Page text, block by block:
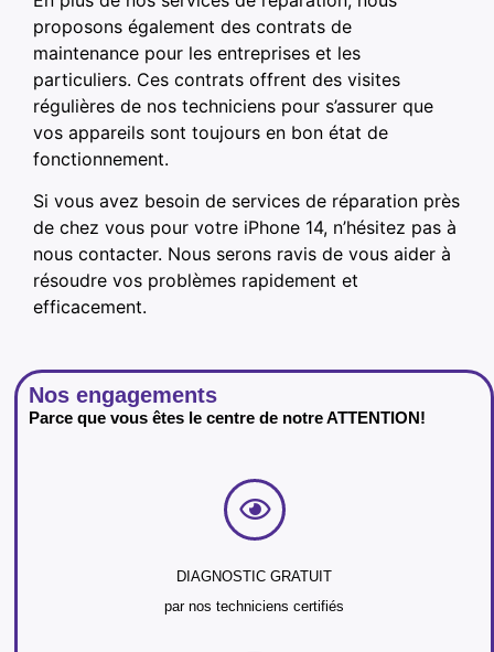
proposons également des contrats de
maintenance pour les entreprises et les
particuliers. Ces contrats offrent des visites
régulières de nos techniciens pour s’assurer que
vos appareils sont toujours en bon état de
fonctionnement.
Si vous avez besoin de services de réparation près
de chez vous pour votre iPhone 14, n’hésitez pas à
nous contacter. Nous serons ravis de vous aider à
résoudre vos problèmes rapidement et
efficacement.
Nos engagements
Parce que vous êtes le centre de notre ATTENTION!
DIAGNOSTIC GRATUIT
par nos techniciens certifiés